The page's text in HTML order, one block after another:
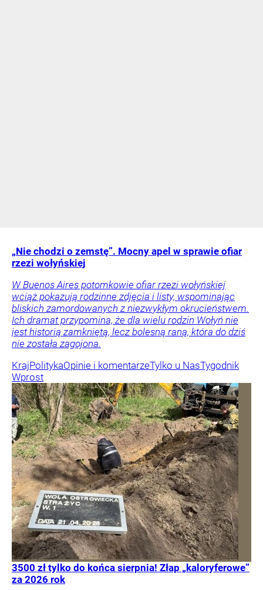
„Nie chodzi o zemstę”. Mocny apel w sprawie ofiar
rzezi wołyńskiej
W Buenos Aires potomkowie ofiar rzezi wołyńskiej
wciąż pokazują rodzinne zdjęcia i listy, wspominając
bliskich zamordowanych z niezwykłym okrucieństwem.
Ich dramat przypomina, że dla wielu rodzin Wołyń nie
jest historią zamkniętą, lecz bolesną raną, która do dziś
nie została zagojona.
KrajPolitykaOpinie i komentarzeTylko u NasTygodnik
Wprost
3500 zł tylko do końca sierpnia! Złap „kaloryferowe”
za 2026 rok